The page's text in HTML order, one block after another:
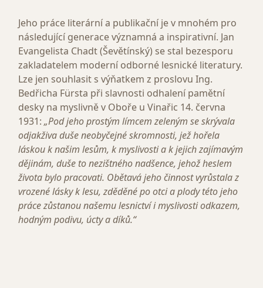
Jeho práce literární a publikační je v mnohém pro
následující generace významná a inspirativní. Jan
Evangelista Chadt (Ševětínský) se stal bezesporu
zakladatelem moderní odborné lesnické literatury.
Lze jen souhlasit s výňatkem z proslovu Ing.
Bedřicha Fürsta při slavnosti odhalení pamětní
desky na myslivně v Oboře u Vinařic 14. června
1931: „Pod jeho prostým límcem zeleným se skrývala
odjakživa duše neobyčejné skromnosti, jež hořela
láskou k našim lesům, k myslivosti a k jejich zajímavým
dějinám, duše to nezištného nadšence, jehož heslem
života bylo pracovati. Obětavá jeho činnost vyrůstala z
vrozené lásky k lesu, zděděné po otci a plody této jeho
práce zůstanou našemu lesnictví i myslivosti odkazem,
hodným podivu, úcty a díků.“